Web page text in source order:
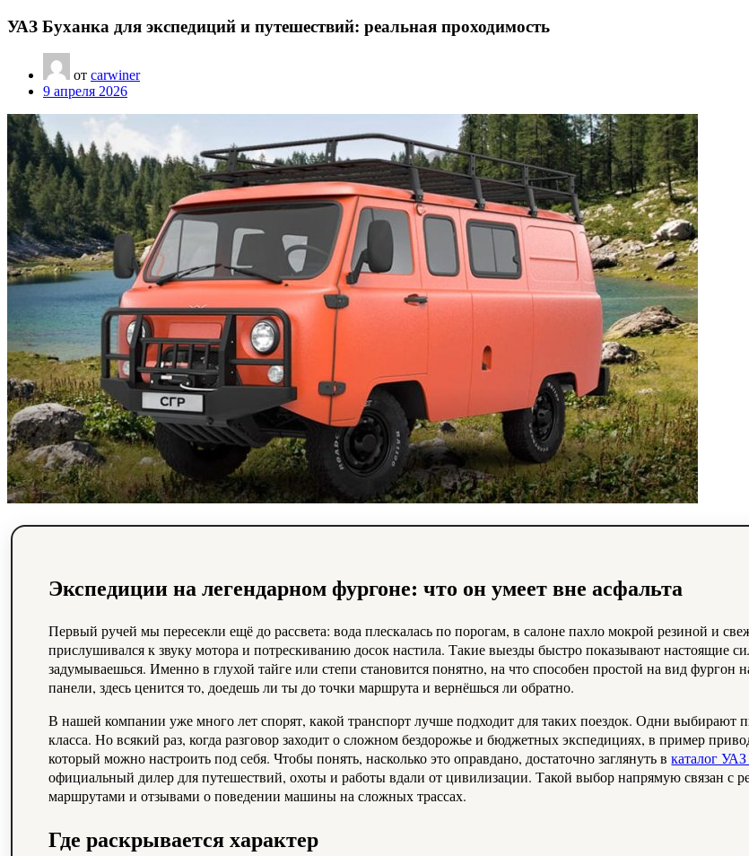
УАЗ Буханка для экспедиций и путешествий: реальная проходимость
от carwiner
9 апреля 2026
Экспедиции на легендарном фургоне: что он умеет вне асфальта
Первый ручей мы пересекли ещё до рассвета: вода плескалась по порогам, в салоне пахло мокрой резиной и
прислушивался к звуку мотора и потрескиванию досок настила. Такие выезды быстро показывают настоящие
задумываешься. Именно в глухой тайге или степи становится понятно, на что способен простой на вид
панели, здесь ценится то, доедешь ли ты до точки маршрута и вернёшься ли обратно.
В нашей компании уже много лет спорят, какой транспорт лучше подходит для таких поездок. Одни выбирают
класса. Но всякий раз, когда разговор заходит о сложном бездорожье и бюджетных экспедициях, в пример
который можно настроить под себя. Чтобы понять, насколько это оправдано, достаточно заглянуть вкаталог
официальный дилер для путешествий, охоты и работы вдали от цивилизации. Такой выбор напрямую связан с
маршрутами и отзывами о поведении машины на сложных трассах.
Где раскрывается характер